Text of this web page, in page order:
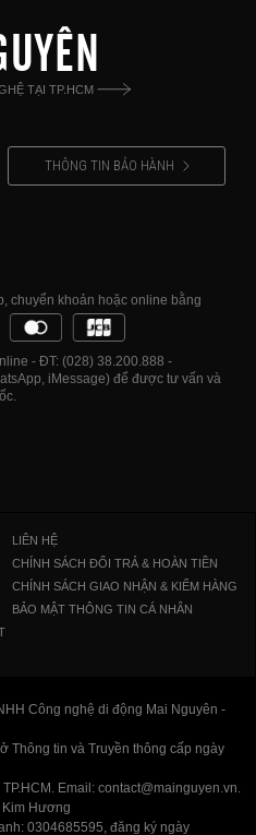
TẠI TP.HCM
THÔNG TIN BẢO HÀNH
chuyển khoản hoặc online bằng
- ĐT: (028) 38.200.888 -
iMessage) để được tư vấn và
LIÊN HỆ
CHÍNH SÁCH ĐỔI TRẢ & HOÀN TIỀN
CHÍNH SÁCH GIAO NHẬN & KIỂM HÀNG
BẢO MẬT THÔNG TIN CÁ NHÂN
Công nghệ di động Mai Nguyên -
Thông tin và Truyền thông cấp ngày
Email: contact@mainguyen.vn.
Hương
0304685595, đăng ký ngày